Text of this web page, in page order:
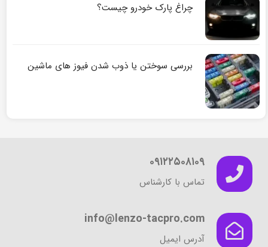
چراغ پارک خودرو چیست؟
بررسی سوختن یا ذوب شدن فیوز های ماشین
۰۹۱۲۲۵۰۸۱۰۹
تماس با کارشناس
info@lenzo-tacpro.com
آدرس ایمیل